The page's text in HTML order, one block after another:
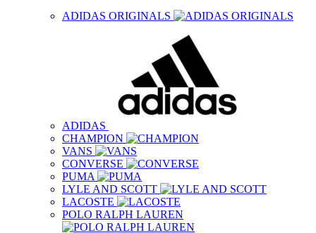
ADIDAS ORIGINALS
ADIDAS
CHAMPION
VANS
CONVERSE
PUMA
LYLE AND SCOTT
LACOSTE
POLO RALPH LAUREN